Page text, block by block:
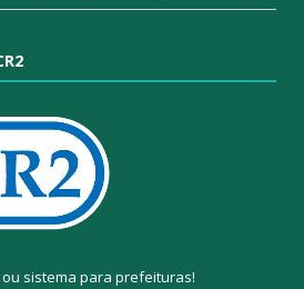
ou sistema para prefeituras!